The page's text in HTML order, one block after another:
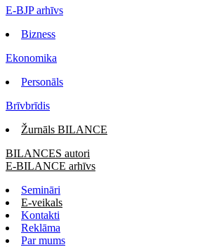
E-BJP arhīvs
Bizness
Ekonomika
Personāls
Brīvbrīdis
Žurnāls BILANCE
BILANCES autori
E-BILANCE arhīvs
Semināri
E-veikals
Kontakti
Reklāma
Par mums